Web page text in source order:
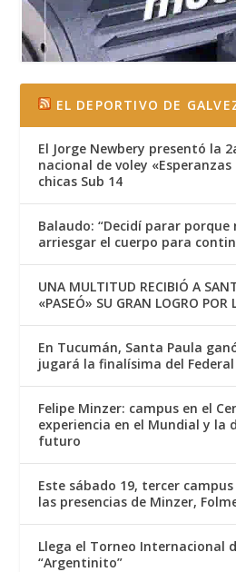
EL DEPORTIVO DE
El Jorge Newbery presentó la
nacional de voley
chicas Sub 14
Balaudo: “Decidí parar
arriesgar el cuerpo para
UNA MULTITUD RECIBIÓ A
«PASEÓ» SU GRAN LOGRO POR
En Tucumán, Santa Paula
jugará la finalísima del Federal
Felipe Minzer: campus en el
experiencia en el Mundial y la
futuro
Este sábado 19, tercer
las presencias de Minzer,
Llega el Torneo Internacional
“Argentinito”